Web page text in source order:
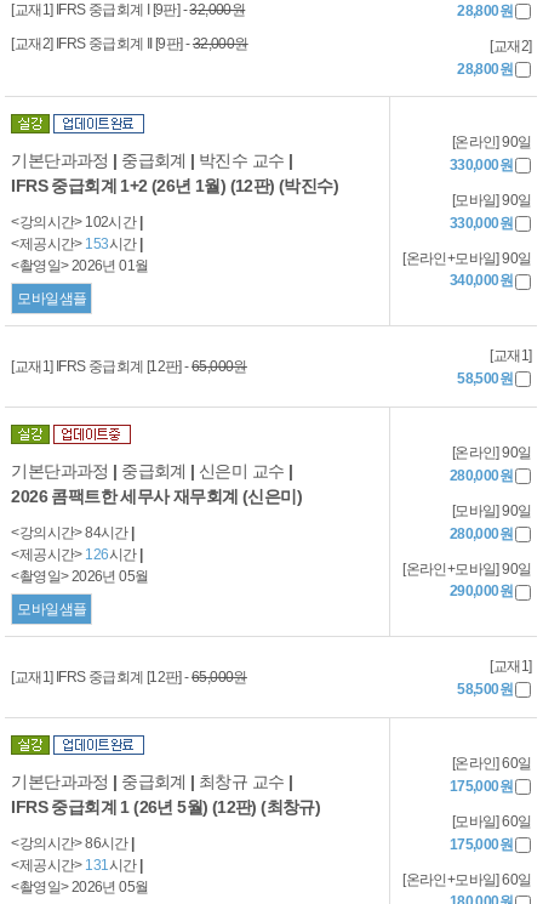
[교재1] IFRS 중급회계 I [9판] -32,000원
[교재2] IFRS 중급회계 II [9판] -32,000원
28,800원
[교재2]
28,800원
기본단과과정 | 중급회계 | 박진수 교수 |
IFRS 중급회계 1+2 (26년 1월) (12판) (박진수)
<강의시간> 102시간
<제공시간> 153시간
<촬영일> 2026년 01월
모바일샘플
[온라인] 90일
330,000원
[모바일] 90일
330,000원
[온라인+모바일] 90일
340,000원
[교재1] IFRS 중급회계 [12판] -65,000원
[교재1]
58,500원
기본단과과정 | 중급회계 | 신은미 교수 |
2026 콤팩트한 세무사 재무회계 (신은미)
<강의시간> 84시간
<제공시간> 126시간
<촬영일> 2026년 05월
모바일샘플
[온라인] 90일
280,000원
[모바일] 90일
280,000원
[온라인+모바일] 90일
290,000원
[교재1] IFRS 중급회계 [12판] -65,000원
[교재1]
58,500원
기본단과과정 | 중급회계 | 최창규 교수 |
IFRS 중급회계 1 (26년 5월) (12판) (최창규)
<강의시간> 86시간
<제공시간> 131시간
<촬영일> 2026년 05월
[온라인] 60일
175,000원
[모바일] 60일
175,000원
[온라인+모바일] 60일